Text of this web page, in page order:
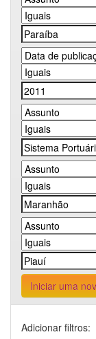
Iniciar uma
Adicionar filtros: